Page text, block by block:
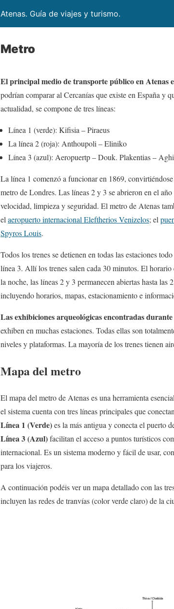
Atenas. Guía de viajes y turismo.
Metro
El principal medio de transporte público en Atenas
podrían comparar al Cercanías que existe en España y
actualidad, se compone de tres líneas:
Línea 1 (verde): Kifisia – Piraeus
La línea 2 (roja): Anthoupoli – Eliniko
Línea 3 (azul): Aeropuertp – Douk. Plakentias –
La línea 1 comenzó a funcionar en 1869,
metro de Londres. Las líneas 2 y 3 se abrieron en el
velocidad, limpieza y seguridad. El metro de Atenas
el aeropuerto internacional Eleftherios Venizelos; el
Spyros Louis.
Todos los trenes se detienen en todas las estaciones
línea 3. Allí los trenes salen cada 30 minutos. El
la noche, las líneas 2 y 3 permanecen abiertas hasta
incluyendo horarios, mapas, estacionamiento e
Las exhibiciones arqueológicas encontradas
exhiben en muchas estaciones. Todas ellas son
niveles y plataformas. La mayoría de los trenes tienen
Mapa del metro
El mapa del metro de Atenas es una herramienta
el sistema cuenta con tres líneas principales que
Línea 1 (Verde)es la más antigua y conecta el puerto
Línea 3 (Azul)facilitan el acceso a puntos turísticos
internacional. Es un sistema moderno y fácil de usar,
para los viajeros.
A continuación podéis ver un mapa detallado con las
incluyen las redes de tranvías (color verde claro) de la